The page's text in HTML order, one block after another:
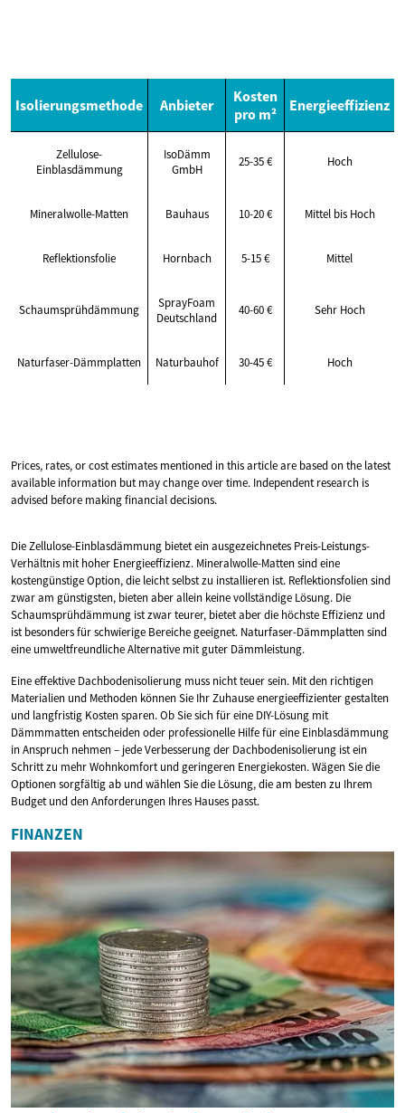
Isolierungsmethode Anbieter
Kosten
pro m²
Energieeffizienz
Zellulose-
Einblasdämmung
IsoDämm
GmbH
25-35 € Hoch
Mineralwolle-Matten Bauhaus 10-20 € Mittel bis Hoch
Reflektionsfolie Hornbach 5-15 € Mittel
Schaumsprühdämmung
SprayFoam
Deutschland
40-60 € Sehr Hoch
Naturfaser-Dämmplatten Naturbauhof 30-45 € Hoch
Prices, rates, or cost estimates mentioned in this article are based on the latest
available information but may change over time. Independent research is
advised before making financial decisions.
Die Zellulose-Einblasdämmung bietet ein ausgezeichnetes Preis-Leistungs-
Verhältnis mit hoher Energieeffizienz. Mineralwolle-Matten sind eine
kostengünstige Option, die leicht selbst zu installieren ist. Reflektionsfolien sind
zwar am günstigsten, bieten aber allein keine vollständige Lösung. Die
Schaumsprühdämmung ist zwar teurer, bietet aber die höchste Effizienz und
ist besonders für schwierige Bereiche geeignet. Naturfaser-Dämmplatten sind
eine umweltfreundliche Alternative mit guter Dämmleistung.
Eine effektive Dachbodenisolierung muss nicht teuer sein. Mit den richtigen
Materialien und Methoden können Sie Ihr Zuhause energieeffizienter gestalten
und langfristig Kosten sparen. Ob Sie sich für eine DIY-Lösung mit
Dämmmatten entscheiden oder professionelle Hilfe für eine Einblasdämmung
in Anspruch nehmen – jede Verbesserung der Dachbodenisolierung ist ein
Schritt zu mehr Wohnkomfort und geringeren Energiekosten. Wägen Sie die
Optionen sorgfältig ab und wählen Sie die Lösung, die am besten zu Ihrem
Budget und den Anforderungen Ihres Hauses passt.
FINANZEN